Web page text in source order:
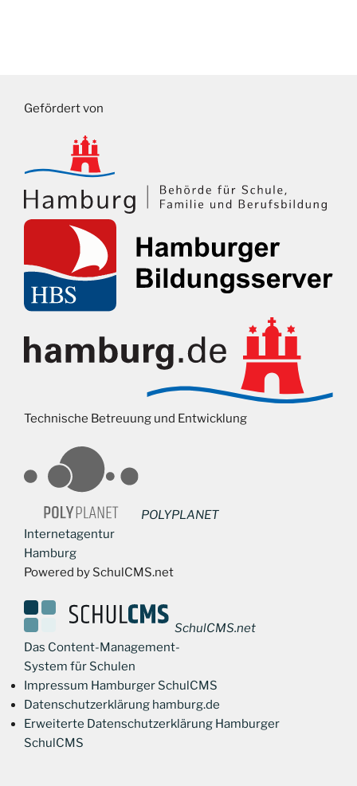
Gefördert von
Technische Betreuung und Entwicklung
POLYPLANET
Internetagentur
Hamburg
Powered by SchulCMS.net
SchulCMS.net
Das Content-Management-
System für Schulen
Impressum Hamburger SchulCMS
Datenschutzerklärung hamburg.de
Erweiterte Datenschutzerklärung Hamburger
SchulCMS